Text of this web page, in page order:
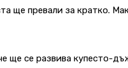
ще превали за кратко.
ще се развива купесто-